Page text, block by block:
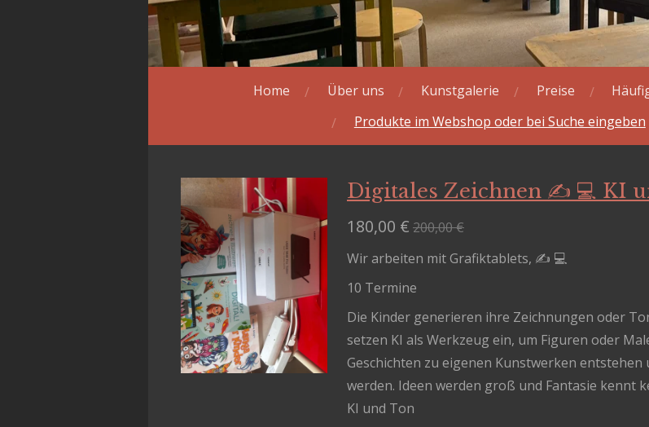
Home Über uns Kunstgalerie Preise
Produkte im Webshop oder bei Suche eingeben
Digitales Zeichnen ✍️ 💻 KI
180,00 € 200,00 €
Wir arbeiten mit Grafiktablets, ✍️ 💻
10 Termine
Die Kinder generieren ihre Zeichnungen oder
setzen KI als Werkzeug ein, um Figuren oder
Geschichten zu eigenen Kunstwerken
werden. Ideen werden groß und Fantasie kennt
KI und Ton